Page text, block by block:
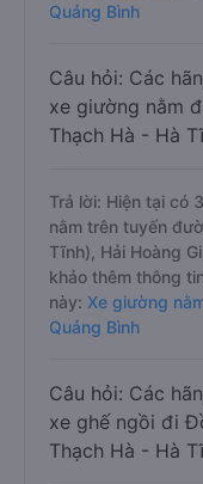
Quảng Bình
Câu hỏi: Các
xe giường nằm
Thạch Hà - Hà
Trả lời: Hiện tại có
nằm trên tuyến
Tĩnh), Hải Hoàng
khảo thêm thông
này: Xe giường
Quảng Bình
Câu hỏi: Các
xe ghế ngồi đi
Thạch Hà - Hà